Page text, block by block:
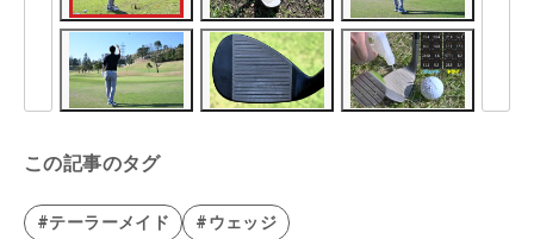
この記事のタグ
#テーラーメイド #ウェッジ